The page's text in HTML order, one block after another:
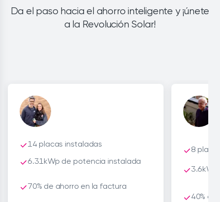
Da el paso hacia el ahorro inteligente y ¡únete
a la Revolución Solar!
14 placas instaladas
6.31kWp de potencia instalada
70% de ahorro en la factura
8
40%